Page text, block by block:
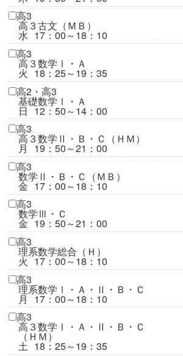
高3
高３古文（ＭＢ）
水 17：00～18：10
高3
高３数学Ⅰ・Ａ
火 18：25～19：35
高2・高3
基礎数学Ⅰ・Ａ
日 12：50～14：00
高3
高３数学Ⅱ・Ｂ・Ｃ（ＨＭ）
月 19：50～21：00
高3
数学Ⅱ・Ｂ・Ｃ（ＭＢ）
金 17：00～18：10
高3
数学Ⅲ・Ｃ
金 19：50～21：00
高3
理系数学総合（Ｈ）
火 17：00～18：10
高3
理系数学Ⅰ・Ａ・Ⅱ・Ｂ・Ｃ
月 17：00～18：10
高3
高３数学Ⅰ・Ａ・Ⅱ・Ｂ・Ｃ
（ＨＭ）
土 18：25～19：35